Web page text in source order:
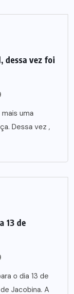
dessa vez foi
uma
Dessa vez ,
13 de
o dia 13 de
Jacobina. A